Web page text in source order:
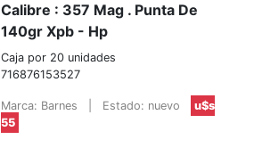
Calibre : 357 Mag . Punta De
140gr Xpb - Hp
Caja por 20 unidades
716876153527
Marca: Barnes Estado: nuevo
u$s
55